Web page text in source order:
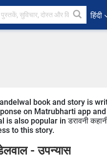
हिंदी
book and story is
on Matrubharti app
is also popular in डरावनी
to this story.
-उपन्यास